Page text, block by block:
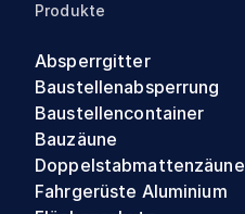
Produkte
Absperrgitter
Baustellenabsperrung
Baustellencontainer
Bauzäune
Doppelstabmattenzäune
Fahrgerüste Aluminium